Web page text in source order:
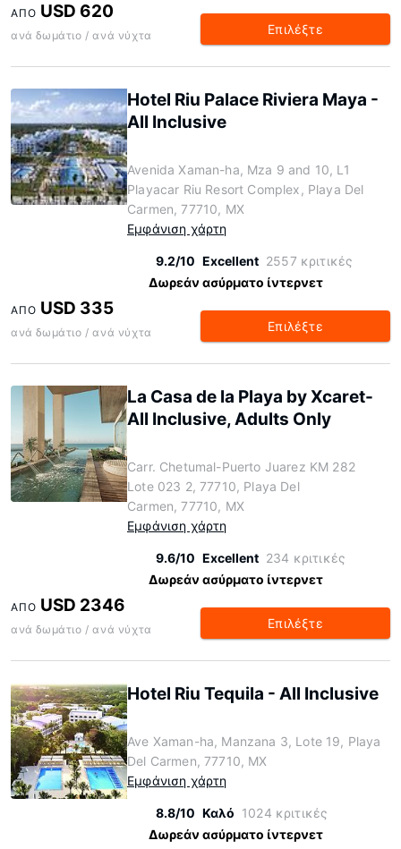
ΑΠΌ USD 620
ανά δωμάτιο / ανά νύχτα Επιλέξτε
Hotel Riu Palace Riviera Maya -
All Inclusive
Avenida Xaman-ha, Mza 9 and 10, L1
Playacar Riu Resort Complex, Playa Del
Carmen, 77710, MX
Εμφάνιση χάρτη
9.2/10 Excellent 2557 κριτικές
Δωρεάν ασύρματο ίντερνετ
ΑΠΌ USD 335
ανά δωμάτιο / ανά νύχτα Επιλέξτε
La Casa de la Playa by Xcaret-
All Inclusive, Adults Only
Carr. Chetumal-Puerto Juarez KM 282
Lote 023 2, 77710, Playa Del
Carmen, 77710, MX
Εμφάνιση χάρτη
9.6/10 Excellent 234 κριτικές
Δωρεάν ασύρματο ίντερνετ
ΑΠΌ USD 2346
ανά δωμάτιο / ανά νύχτα Επιλέξτε
Hotel Riu Tequila - All Inclusive
Ave Xaman-ha, Manzana 3, Lote 19, Playa
Del Carmen, 77710, MX
Εμφάνιση χάρτη
8.8/10 Καλό 1024 κριτικές
Δωρεάν ασύρματο ίντερνετ